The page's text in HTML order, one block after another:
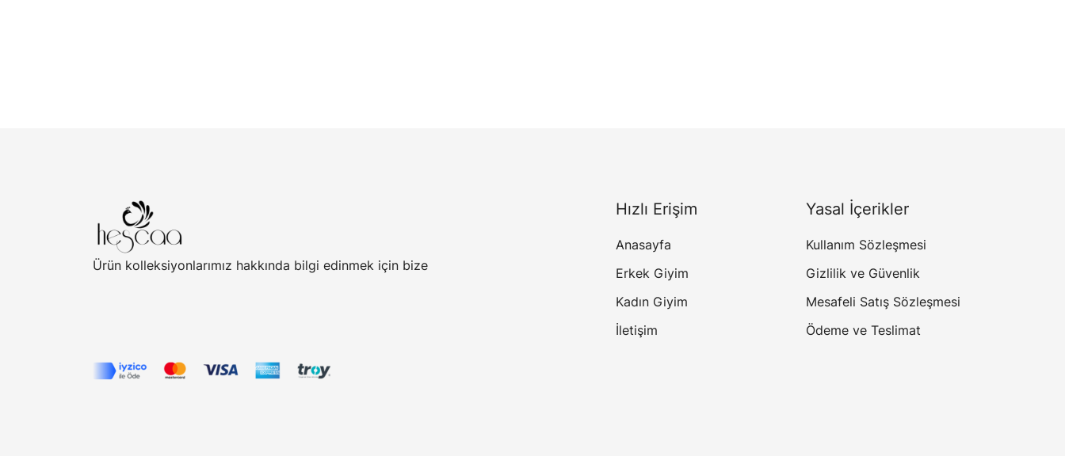
Ürün kolleksiyonlarımız hakkında bilgi edinmek için bize
Hızlı Erişim
Anasayfa
Erkek Giyim
Kadın Giyim
İletişim
Yasal İçerikler
Kullanım Sözleşmesi
Gizlilik ve Güvenlik
Mesafeli Satış Sözleşmesi
Ödeme ve Teslimat